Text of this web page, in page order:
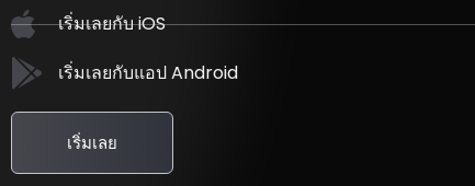
เริ่มเลยกับ iOS
เริ่มเลยกับแอป Android
เริ่มเลย